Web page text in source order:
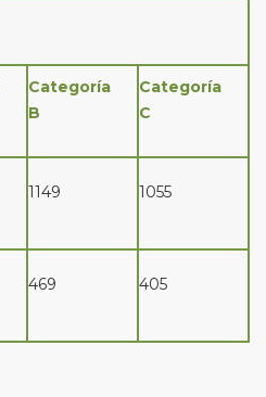
Categoría
B
Categoría
C
1149 1055
469 405